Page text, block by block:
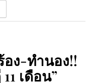
อง-ทำนอง!!
เดือน”